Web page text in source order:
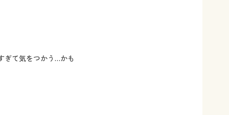
ぎて気をつかう…かも